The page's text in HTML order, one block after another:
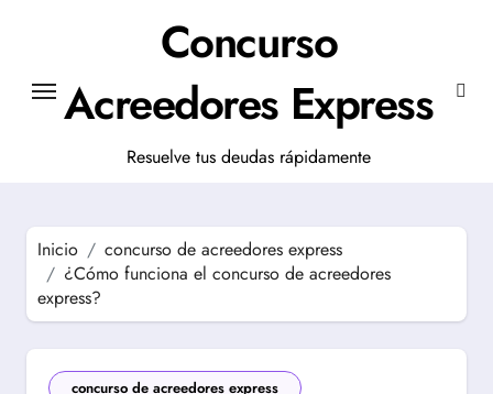
Concurso
Acreedores Express
Resuelve tus deudas rápidamente
Inicio
concurso de acreedores express
¿Cómo funciona el concurso de acreedores
express?
concurso de acreedores express